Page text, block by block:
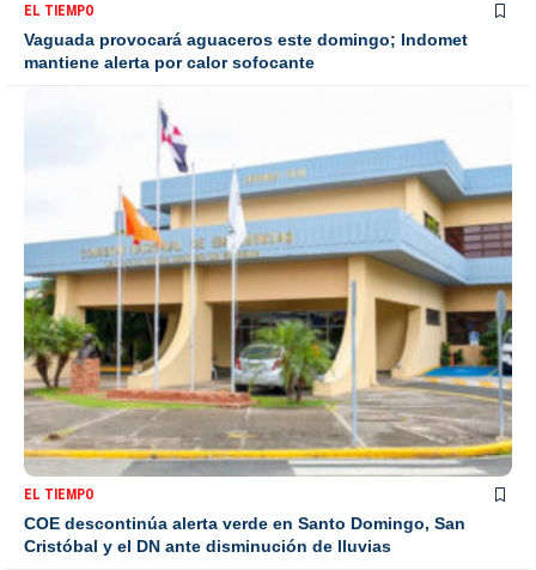
EL TIEMPO
Vaguada provocará aguaceros este domingo; Indomet
mantiene alerta por calor sofocante
EL TIEMPO
COE descontinúa alerta verde en Santo Domingo, San
Cristóbal y el DN ante disminución de lluvias